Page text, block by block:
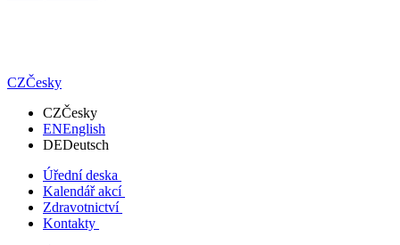
CZČesky
CZČesky
ENEnglish
DEDeutsch
Úřední deska
Kalendář akcí
Zdravotnictví
Kontakty